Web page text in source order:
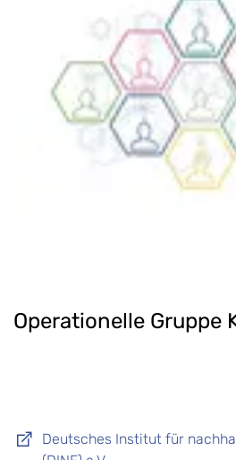
Operationelle Gruppe
Deutsches Institut für